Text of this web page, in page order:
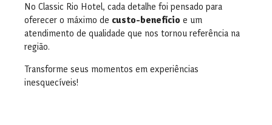
No Classic Rio Hotel, cada detalhe foi pensado para
oferecer o máximo de custo-benefício e um
atendimento de qualidade que nos tornou referência na
região.
Transforme seus momentos em experiências
inesquecíveis!